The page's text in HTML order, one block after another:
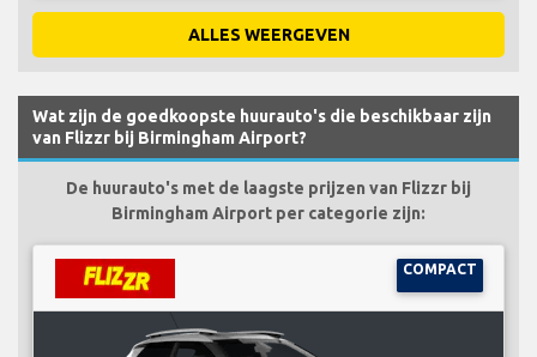
ALLES WEERGEVEN
Wat zijn de goedkoopste huurauto's die beschikbaar zijn
van Flizzr bij Birmingham Airport?
De huurauto's met de laagste prijzen van Flizzr bij
Birmingham Airport per categorie zijn:
COMPACT